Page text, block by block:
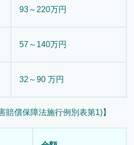
93～220万円
57～140万円
32～90 万円
賠償保障法施行例別表第1)】